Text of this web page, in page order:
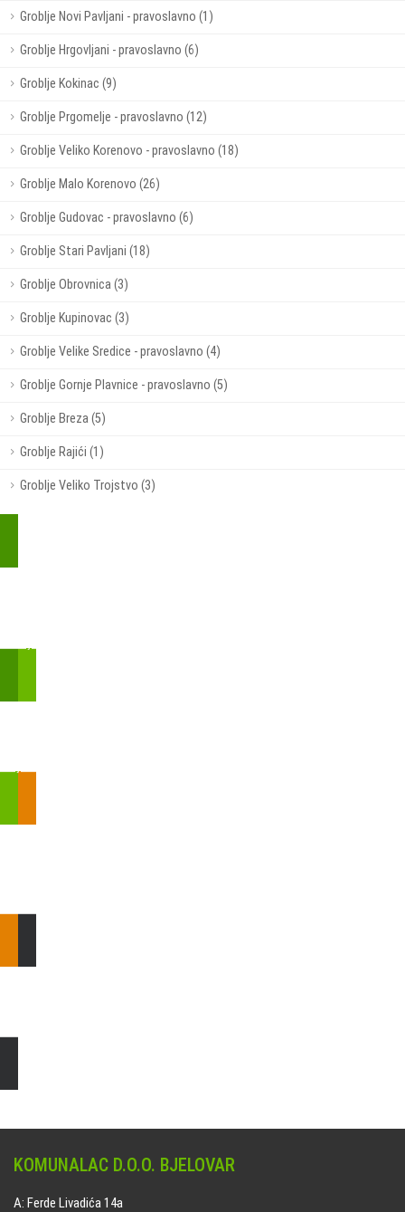
Groblje Novi Pavljani - pravoslavno (1)
Groblje Hrgovljani - pravoslavno (6)
Groblje Kokinac (9)
Groblje Prgomelje - pravoslavno (12)
Groblje Veliko Korenovo - pravoslavno (18)
Groblje Malo Korenovo (26)
Groblje Gudovac - pravoslavno (6)
Groblje Stari Pavljani (18)
Groblje Obrovnica (3)
Groblje Kupinovac (3)
Groblje Velike Sredice - pravoslavno (4)
Groblje Gornje Plavnice - pravoslavno (5)
Groblje Breza (5)
Groblje Rajići (1)
Groblje Veliko Trojstvo (3)
KOMUNALAC D.O.O. BJELOVAR
A: Ferde Livadića 14a